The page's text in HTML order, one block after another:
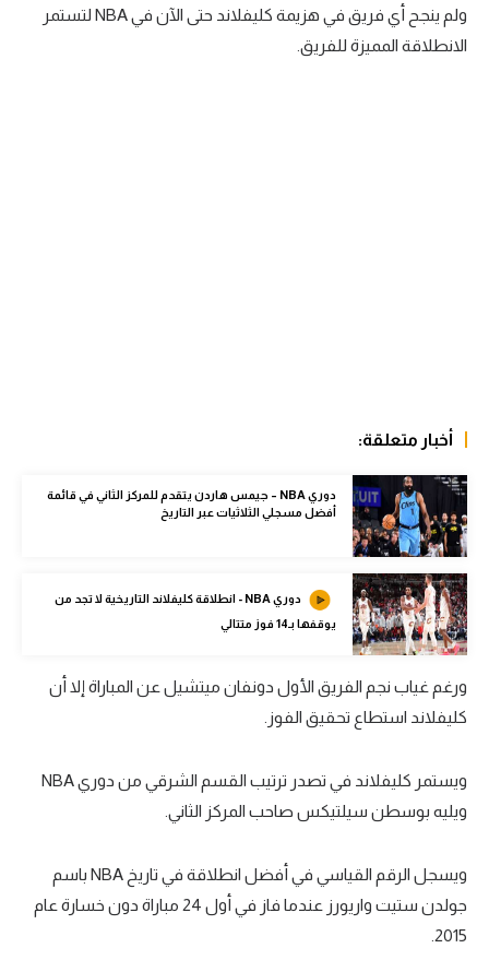
الدوري الإسباني
دوري أبطال أوروبا
في المونديال
رياضة نسائية
آسيا
أمريكا
ركن الألعاب
أقسام خاصة
Gamers
ميركاتو
تحقيق في الجول
تحليل في الجول
حكايات في الجول
ولم ينجح أي فريق في هزيمة كليفلاند حتى الآن في NBA لتستمر
الانطلاقة المميزة للفريق.
أخبار متعلقة:
دوري NBA – جيمس هاردن يتقدم للمركز الثاني في قائمة
أفضل مسجلي الثلاثيات عبر التاريخ
دوري NBA - انطلاقة كليفلاند التاريخية لا تجد من
يوقفها بـ14 فوز متتالي
ورغم غياب نجم الفريق الأول دونفان ميتشيل عن المباراة إلا أن
كليفلاند استطاع تحقيق الفوز.
ويستمر كليفلاند في تصدر ترتيب القسم الشرقي من دوري NBA
ويليه بوسطن سيلتيكس صاحب المركز الثاني.
ويسجل الرقم القياسي في أفضل انطلاقة في تاريخ NBA باسم
جولدن ستيت واريورز عندما فاز في أول 24 مباراة دون خسارة عام
2015.